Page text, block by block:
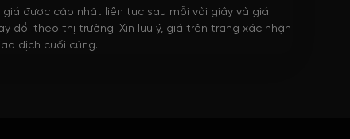
giá được cập nhật liên tục sau mỗi vài giây và giá
đổi theo thị trường. Xin lưu ý, giá trên trang xác nhận
dịch cuối cùng.